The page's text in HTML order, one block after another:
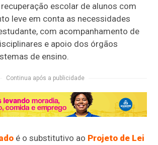
escolar de alunos com
leve em conta as necessidades
com acompanhamento de
e apoio dos órgãos
de ensino.
Continua após a publicidade
é osubstitutivo ao Projeto de Lei